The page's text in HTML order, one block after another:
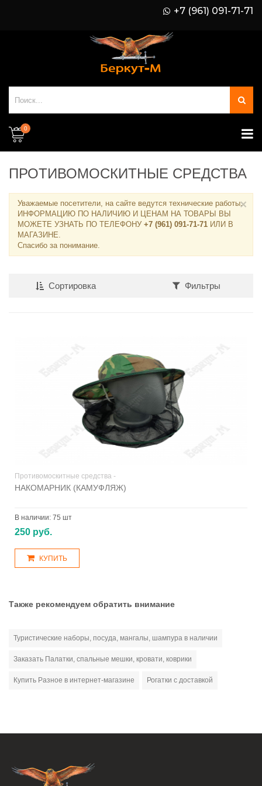
+7 (961) 091-71-71
0
ПРОТИВОМОСКИТНЫЕ СРЕДСТВА
Уважаемые посетители, на сайте ведутся технические работы.
ИНФОРМАЦИЮ ПО НАЛИЧИЮ И ЦЕНАМ НА ТОВАРЫ ВЫ
МОЖЕТЕ УЗНАТЬ ПО ТЕЛЕФОНУ +7 (961) 091-71-71 ИЛИ В
МАГАЗИНЕ.
Спасибо за понимание.
×
Сортировка Фильтры
Противомоскитные средства -
НАКОМАРНИК (КАМУФЛЯЖ)
В наличии: 75 шт
250 руб.
КУПИТЬ
Также рекомендуем обратить внимание
Туристические наборы, посуда, мангалы, шампура в наличии
Заказать Палатки, спальные мешки, кровати, коврики
Купить Разное в интернет-магазине Рогатки с доставкой